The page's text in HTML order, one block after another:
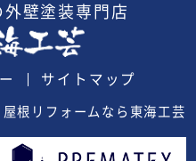
壁塗装 専門店
サイトマップ
根リフォームなら東海工芸